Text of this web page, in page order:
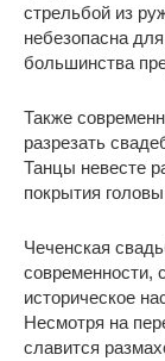
стрельбой из
небезопасна
большинства
Также
разрезать
Танцы невесте
покрытия
Чеченская
современности,
историческое
Несмотря на
славится